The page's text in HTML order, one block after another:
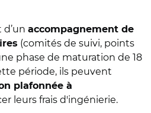
accompagnement de
(comités de suivi, points
phase de maturation de 18
période, ils peuvent
plafonnée à
leurs frais d'ingénierie.